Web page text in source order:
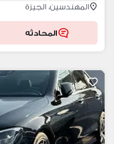
المهندسين، الجيزة
المحادثه